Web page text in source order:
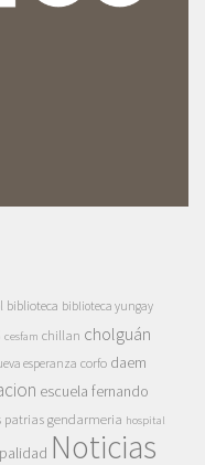
biblioteca biblioteca yungay
cesfam chillan cholguán
esperanza corfo daem
escuela fernando
patriasgendarmeria hospital
Noticias